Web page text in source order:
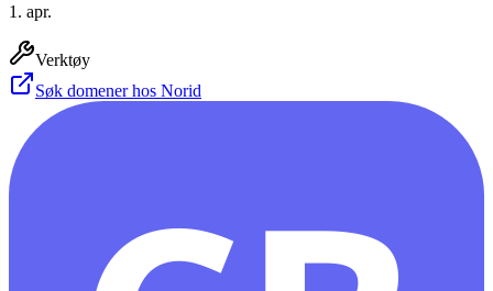
1. apr.
Verktøy
Søk domener hos Norid